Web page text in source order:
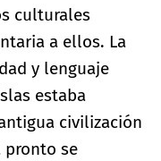
culturales
a ellos. La
y lenguaje
estaba
civilización
pronto se